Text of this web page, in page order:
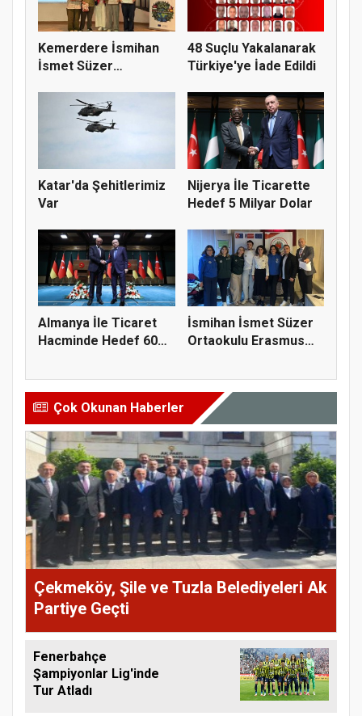
Kemerdere İsmihan
İsmet Süzer
48 Suçlu Yakalanarak
Türkiye'ye İade Edildi
Katar'da Şehitlerimiz
Var
Nijerya İle Ticarette
Hedef 5 Milyar Dolar
Almanya İle Ticaret
Hacminde Hedef 60
İsmihan İsmet Süzer
Ortaokulu Erasmus
Çok Okunan Haberler
Çekmeköy, Şile ve Tuzla Belediyeleri Ak
Partiye Geçti
Fenerbahçe
Şampiyonlar Lig'inde
Tur Atladı